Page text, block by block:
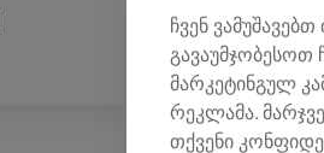
ჩვენ
გავაუმჯობესოთ
მარკეტინგულ
რეკლამა.
თქვენი